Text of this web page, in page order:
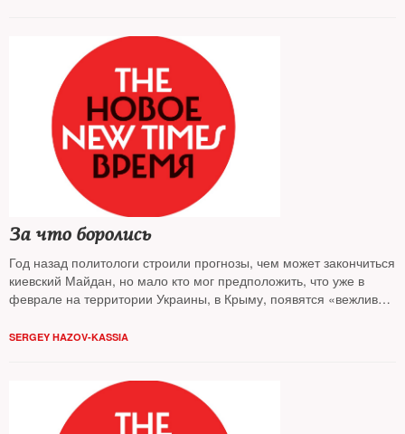
За что боролись
Год назад политологи строили прогнозы, чем может закончиться
киевский Майдан, но мало кто мог предположить, что уже в
феврале на территории Украины, в Крыму, появятся «вежливые
займет в жизни полуострова место Киева. The New Times
SERGEY HAZOV-KASSIA